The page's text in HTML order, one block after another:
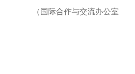
（国际合作与交流办公室